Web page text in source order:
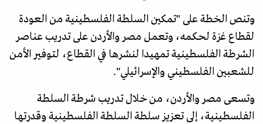
وتنص الخطة على "تمكين السلطة الفلسطينية من العودة
لقطاع غزة لحكمه، وتعمل مصر والأردن على تدريب عناصر
الشرطة الفلسطينية تمهيدا لنشرها في القطاع، لتوفير الأمن
للشعبين الفلسطيني والإسرائيلي".
وتسعى مصر والأردن، من خلال تدريب شرطة السلطة
الفلسطينية، إلى تعزيز سلطة السلطة الفلسطينية وقدرتها